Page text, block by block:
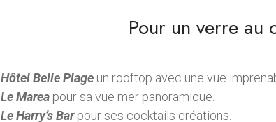
Pour un verre au
Hôtel Belle Plage un rooftop avec une vue
Le Marea pour sa vue mer panoramique.
Le Harry’s Barpour ses cocktails créations.